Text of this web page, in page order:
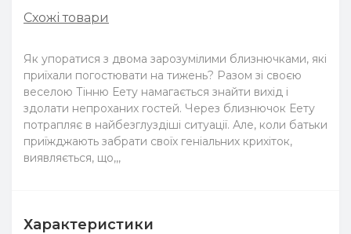
Схожі товари
Як упоратися з двома зарозумілими близнючками, які
приїхали погостювати на тижень? Разом зі своєю
веселою Тінню Еету намагається знайти вихід і
здолати непроханих гостей. Через близнючок Еету
потрапляє в найбезглуздіші ситуації. Але, коли батьки
приїжджають забрати своїх геніальних крихіток,
виявляється, що,,,
Характеристики